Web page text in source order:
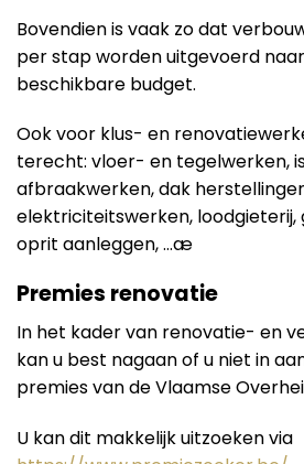
Bovendien is vaak zo dat
per stap worden uitgevoerd
beschikbare budget.
Ook voor klus- en
terecht: vloer- en tegelwerken,
afbraakwerken, dak
elektriciteitswerken,
oprit aanleggen, …æ
Premies renovatie
In het kader van renovatie- en
kan u best nagaan of u niet in
premies van de Vlaamse
U kan dit makkelijk uitzoeken via